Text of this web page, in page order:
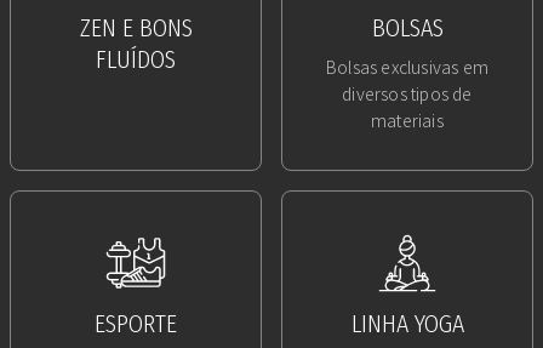
ZEN E BONS
FLUÍDOS
BOLSAS
Bolsas exclusivas em
diversos tipos de
materiais
ESPORTE LINHA YOGA